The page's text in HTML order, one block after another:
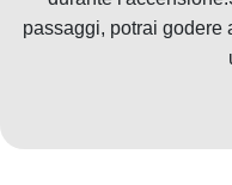
passaggi, potrai godere